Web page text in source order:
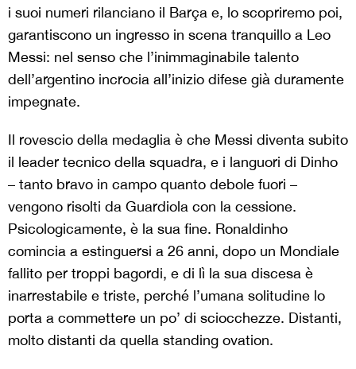
i suoi numeri rilanciano il Barça e, lo scopriremo poi,
garantiscono un ingresso in scena tranquillo a Leo
Messi: nel senso che l’inimmaginabile talento
dell’argentino incrocia all’inizio difese già duramente
impegnate.
Il rovescio della medaglia è che Messi diventa subito
il leader tecnico della squadra, e i languori di Dinho
– tanto bravo in campo quanto debole fuori –
vengono risolti da Guardiola con la cessione.
Psicologicamente, è la sua fine. Ronaldinho
comincia a estinguersi a 26 anni, dopo un Mondiale
fallito per troppi bagordi, e di lì la sua discesa è
inarrestabile e triste, perché l’umana solitudine lo
porta a commettere un po’ di sciocchezze. Distanti,
molto distanti da quella standing ovation.